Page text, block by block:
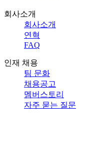
회사소개
회사소개
연혁
FAQ
인재 채용
팀 문화
채용공고
멤버스토리
자주 묻는 질문